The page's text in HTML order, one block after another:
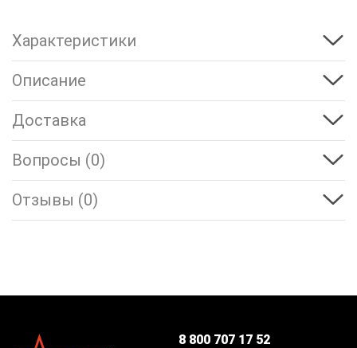
Характеристики
Описание
Доставка
Вопросы (0)
Отзывы (0)
8 800 707 17 52